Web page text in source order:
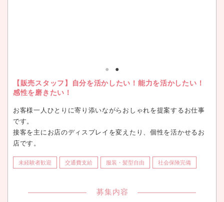
【販売スタッフ】自分を活かしたい！能力を活かしたい！
感性を磨きたい！
お客様一人ひとりに寄り添いながらおしゃれを提案するお仕事
です。
接客を主にお店のディスプレイを変えたり、個性を活かせるお
店です。
未経験者歓迎 交通費支給 服装・髪型自由 社会保険完備
募集内容